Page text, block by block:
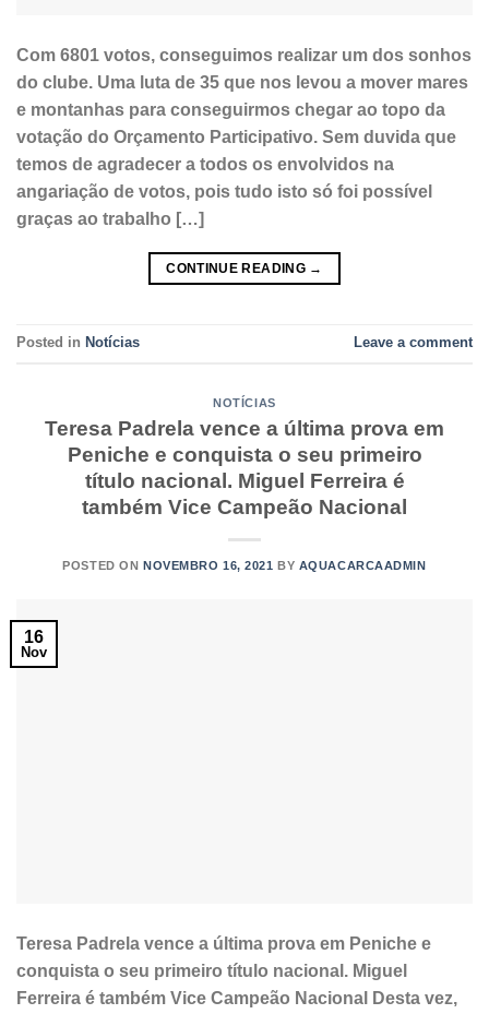
Com 6801 votos, conseguimos realizar um dos sonhos
do clube. Uma luta de 35 que nos levou a mover mares
e montanhas para conseguirmos chegar ao topo da
votação do Orçamento Participativo. Sem duvida que
temos de agradecer a todos os envolvidos na
angariação de votos, pois tudo isto só foi possível
graças ao trabalho […]
CONTINUE READING →
Posted in Notícias Leave a comment
NOTÍCIAS
Teresa Padrela vence a última prova em
Peniche e conquista o seu primeiro
título nacional. Miguel Ferreira é
também Vice Campeão Nacional
POSTED ON NOVEMBRO 16, 2021 BY AQUACARCAADMIN
16
Nov
Teresa Padrela vence a última prova em Peniche e
conquista o seu primeiro título nacional. Miguel
Ferreira é também Vice Campeão Nacional Desta vez,